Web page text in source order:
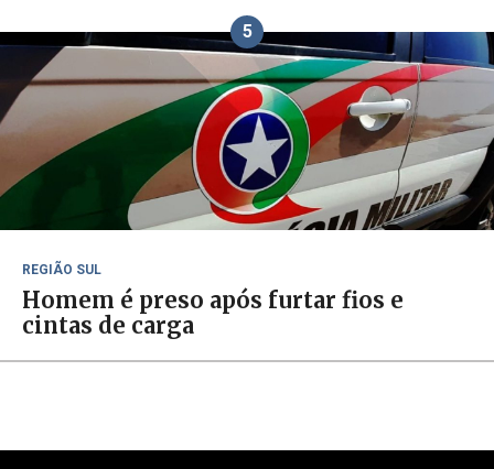
5
REGIÃO SUL
Homem é preso após furtar fios e
cintas de carga